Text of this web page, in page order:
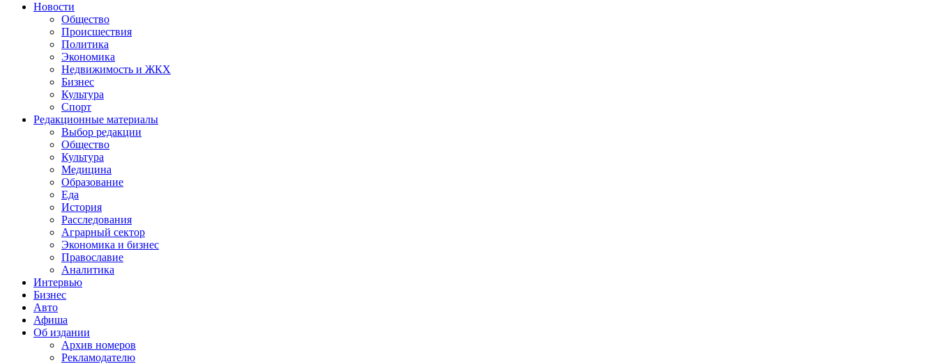
Новости
Общество
Происшествия
Политика
Экономика
Недвижимость и ЖКХ
Бизнес
Культура
Спорт
Редакционные материалы
Выбор редакции
Общество
Культура
Медицина
Образование
Еда
История
Расследования
Аграрный сектор
Экономика и бизнес
Православие
Аналитика
Интервью
Бизнес
Авто
Афиша
Об издании
Архив номеров
Рекламодателю